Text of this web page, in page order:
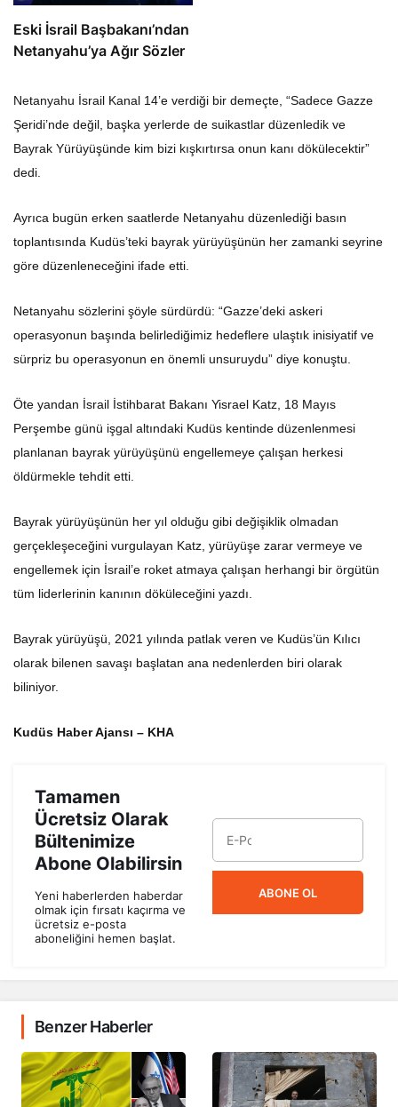
Eski İsrail Başbakanı’ndan
Netanyahu’ya Ağır Sözler
Netanyahu İsrail Kanal 14’e verdiği bir demeçte, “Sadece Gazze
Şeridi’nde değil, başka yerlerde de suikastlar düzenledik ve
Bayrak Yürüyüşünde kim bizi kışkırtırsa onun kanı dökülecektir”
dedi.
Ayrıca bugün erken saatlerde Netanyahu düzenlediği basın
toplantısında Kudüs’teki bayrak yürüyüşünün her zamanki seyrine
göre düzenleneceğini ifade etti.
Netanyahu sözlerini şöyle sürdürdü: “Gazze’deki askeri
operasyonun başında belirlediğimiz hedeflere ulaştık inisiyatif ve
sürpriz bu operasyonun en önemli unsuruydu” diye konuştu.
Öte yandan İsrail İstihbarat Bakanı Yisrael Katz, 18 Mayıs
Perşembe günü işgal altındaki Kudüs kentinde düzenlenmesi
planlanan bayrak yürüyüşünü engellemeye çalışan herkesi
öldürmekle tehdit etti.
Bayrak yürüyüşünün her yıl olduğu gibi değişiklik olmadan
gerçekleşeceğini vurgulayan Katz, yürüyüşe zarar vermeye ve
engellemek için İsrail’e roket atmaya çalışan herhangi bir örgütün
tüm liderlerinin kanının döküleceğini yazdı.
Bayrak yürüyüşü, 2021 yılında patlak veren ve Kudüs’ün Kılıcı
olarak bilenen savaşı başlatan ana nedenlerden biri olarak
biliniyor.
Kudüs Haber Ajansı – KHA
Tamamen
Ücretsiz Olarak
Bültenimize
Abone Olabilirsin
Yeni haberlerden haberdar
olmak için fırsatı kaçırma ve
ücretsiz e-posta
aboneliğini hemen başlat.
ABONE OL
Benzer Haberler